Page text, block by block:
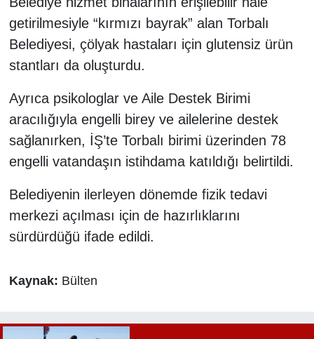
getirilmesiyle “kırmızı bayrak” alan Torbalı
Belediyesi, çölyak hastaları için glutensiz ürün
stantları da oluşturdu.
Ayrıca psikologlar ve Aile Destek Birimi
aracılığıyla engelli birey ve ailelerine destek
sağlanırken, İŞ’te Torbalı birimi üzerinden 78
engelli vatandaşın istihdama katıldığı belirtildi.
Belediyenin ilerleyen dönemde fizik tedavi
merkezi açılması için de hazırlıklarını
sürdürdüğü ifade edildi.
Kaynak: Bülten